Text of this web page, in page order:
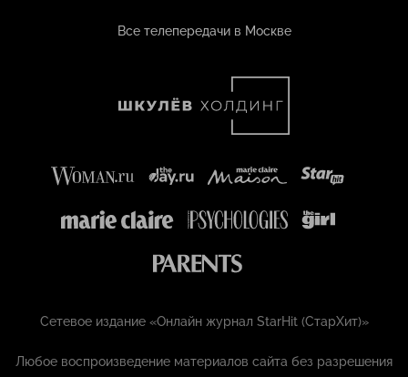
Все телепередачи в Москве
Сетевое издание «Онлайн журнал StarHit (СтарХит)»
Любое воспроизведение материалов сайта без разрешения